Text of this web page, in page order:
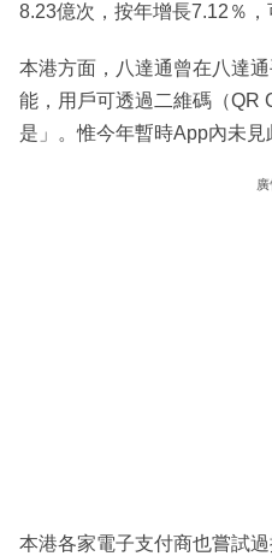
8.23億次，按年增長7.12％，
本港方面，八達通曾在八達
能，用戶可透過二維碼（QR
是」。惟今年暫時App內未見
本港各家電子支付商也嘗試